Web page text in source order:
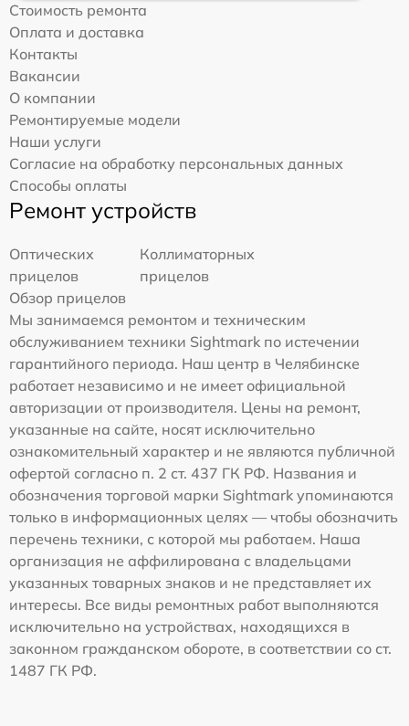
Стоимость ремонта
Оплата и доставка
Контакты
Вакансии
О компании
Ремонтируемые модели
Наши услуги
Согласие на обработку персональных данных
Способы оплаты
Ремонт устройств
Оптических
прицелов
Коллиматорных
прицелов
Обзор прицелов
Мы занимаемся ремонтом и техническим
обслуживанием техники Sightmark по истечении
гарантийного периода. Наш центр в Челябинске
работает независимо и не имеет официальной
авторизации от производителя. Цены на ремонт,
указанные на сайте, носят исключительно
ознакомительный характер и не являются публичной
офертой согласно п. 2 ст. 437 ГК РФ. Названия и
обозначения торговой марки Sightmark упоминаются
только в информационных целях — чтобы обозначить
перечень техники, с которой мы работаем. Наша
организация не аффилирована с владельцами
указанных товарных знаков и не представляет их
интересы. Все виды ремонтных работ выполняются
исключительно на устройствах, находящихся в
законном гражданском обороте, в соответствии со ст.
1487 ГК РФ.